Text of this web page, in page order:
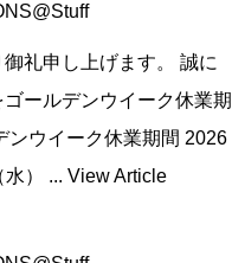
礼申し上げます。 誠に
ールデンウイーク休業期
ンウイーク休業期間 2026
） ... View Article